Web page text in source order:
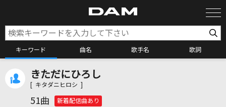
キーワード 曲名 歌手名 歌詞
カラオケ検索
きただにひろし
[ キタダニヒロシ ]
51曲 新着配信曲あり